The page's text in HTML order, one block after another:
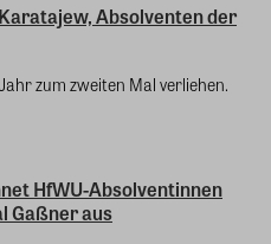
Absolventen der
zum zweiten Mal verliehen.
HfWU-Absolventinnen
Gaßner aus